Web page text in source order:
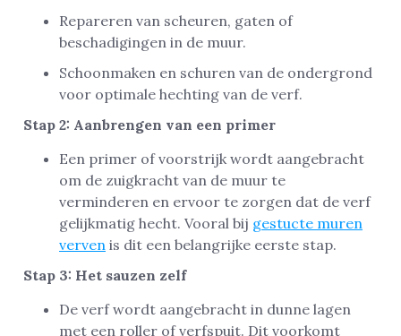
Repareren van scheuren, gaten of
beschadigingen in de muur.
Schoonmaken en schuren van de ondergrond
voor optimale hechting van de verf.
Stap 2: Aanbrengen van een primer
Een primer of voorstrijk wordt aangebracht
om de zuigkracht van de muur te
verminderen en ervoor te zorgen dat de verf
gelijkmatig hecht. Vooral bij gestucte muren
verven is dit een belangrijke eerste stap.
Stap 3: Het sauzen zelf
De verf wordt aangebracht in dunne lagen
met een roller of verfspuit. Dit voorkomt